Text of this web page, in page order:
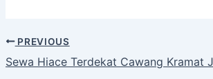
PREVIOUS
Sewa Hiace Terdekat Cawang Kramat